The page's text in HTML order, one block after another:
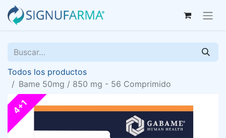
Todos los productos
Bame 50mg / 850 mg - 56 Comprimido
4+1